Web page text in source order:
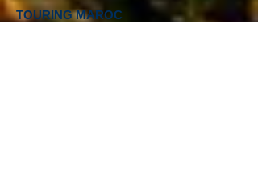
TOURING MAROC